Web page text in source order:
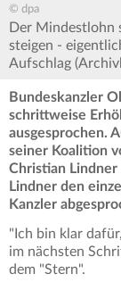
© dpa
Der Mindestlohn
steigen -
Aufschlag
Bundeskanzler
schrittweise
ausgesprochen.
seiner Koalition
Christian Lindner
Lindner den
Kanzler
"Ich bin klar
im nächsten
dem "Stern".